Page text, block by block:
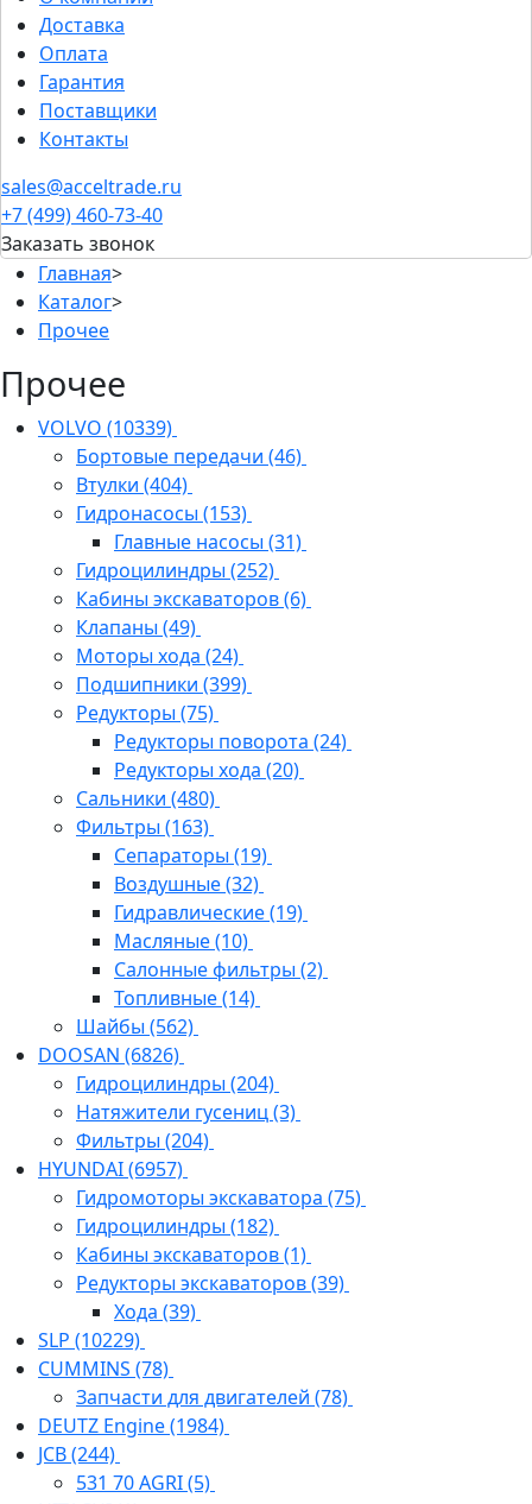
Доставка
Оплата
Гарантия
Поставщики
Контакты
sales@acceltrade.ru
+7 (499) 460-73-40
Заказать звонок
Главная>
Каталог>
Прочее
Прочее
VOLVO (10339)
Бортовые передачи (46)
Втулки (404)
Гидронасосы (153)
Главные насосы (31)
Гидроцилиндры (252)
Кабины экскаваторов(6)
Клапаны (49)
Моторы хода (24)
Подшипники (399)
Редукторы (75)
Редукторы поворота (24)
Редукторы хода (20)
Сальники (480)
Фильтры (163)
Cепараторы (19)
Воздушные(32)
Гидравлические(19)
Масляные(10)
Салонные фильтры (2)
Топливные(14)
Шайбы (562)
DOOSAN (6826)
Гидроцилиндры (204)
Натяжители гусениц(3)
Фильтры (204)
HYUNDAI(6957)
Гидромоторы экскаватора (75)
Гидроцилиндры (182)
Кабины экскаваторов(1)
Редукторы экскаваторов(39)
Хода (39)
SLP (10229)
CUMMINS (78)
Запчасти для двигателей (78)
DEUTZ Engine(1984)
JCB(244)
531 70 AGRI(5)